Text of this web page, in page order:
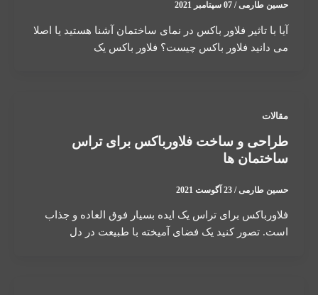
حسین طارمی/ 07 سپتامبر 2021
آیا با تاثیر فلاور باکس در نمای ساختمان آشنا هستید یا اصلا
می دانید فلاور باکس چیست؟ فلاور باکس یک
مقالات
طراحی و ساخت فلاورباکس برای تراس
ساختمان ها
حسین طارمی/ 23 آگوست 2021
فلاورباکس برای تراس یک ایده بسیار فوق العاده و جذاب
است. تصور کنید یک فضای آمیخته با طبیعت در دل